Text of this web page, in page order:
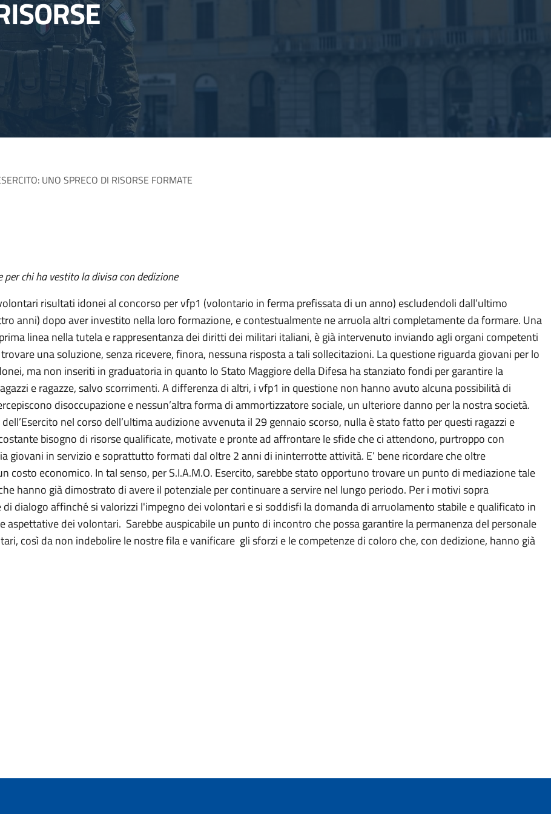
UNO SPRECO DI RISORSE FORMATE
chi ha vestito la divisa con dedizione
risultati idonei al concorso per vfp1 (volontario in ferma prefissata di un anno) escludendoli dall’ultimo
anni) dopo aver investito nella loro formazione, e contestualmente ne arruola altri completamente da formare. Una
linea nella tutela e rappresentanza dei diritti dei militari italiani, è già intervenuto inviando agli organi competenti
una soluzione, senza ricevere, finora, nessuna risposta a tali sollecitazioni. La questione riguarda giovani per lo
ma non inseriti in graduatoria in quanto lo Stato Maggiore della Difesa ha stanziato fondi per garantire la
e ragazze, salvo scorrimenti. A differenza di altri, i vfp1 in questione non hanno avuto alcuna possibilità di
disoccupazione e nessun’altra forma di ammortizzatore sociale, un ulteriore danno per la nostra società.
nel corso dell’ultima audizione avvenuta il 29 gennaio scorso, nulla è stato fatto per questi ragazzi e
bisogno di risorse qualificate, motivate e pronte ad affrontare le sfide che ci attendono, purtroppo con
giovani in servizio e soprattutto formati dal oltre 2 anni di ininterrotte attività. E’ bene ricordare che oltre
economico. In tal senso, per S.I.A.M.O. Esercito, sarebbe stato opportuno trovare un punto di mediazione tale
hanno già dimostrato di avere il potenziale per continuare a servire nel lungo periodo. Per i motivi sopra
dialogo affinché si valorizzi l'impegno dei volontari e si soddisfi la domanda di arruolamento stabile e qualificato in
aspettative dei volontari. Sarebbe auspicabile un punto di incontro che possa garantire la permanenza del personale
così da non indebolire le nostre fila e vanificare gli sforzi e le competenze di coloro che, con dedizione, hanno già